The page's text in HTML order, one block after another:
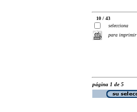
10 / 43
selecciona
para imprimir
página 1 de 5